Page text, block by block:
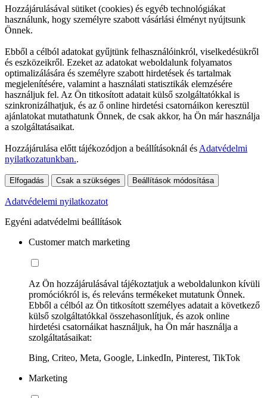
Hozzájárulásával sütiket (cookies) és egyéb technológiákat
használunk, hogy személyre szabott vásárlási élményt nyújtsunk
Önnek.
Ebből a célból adatokat gyűjtünk felhasználóinkról, viselkedésükről
és eszközeikről. Ezeket az adatokat weboldalunk folyamatos
optimalizálására és személyre szabott hirdetések és tartalmak
megjelenítésére, valamint a használati statisztikák elemzésére
használjuk fel. Az Ön titkosított adatait külső szolgáltatókkal is
szinkronizálhatjuk, és az ő online hirdetési csatornáikon keresztül
ajánlatokat mutathatunk Önnek, de csak akkor, ha Ön már használja
a szolgáltatásaikat.
Hozzájárulása előtt tájékozódjon a beállításoknál és Adatvédelmi
nyilatkozatunkban..
Elfogadás Csak a szükséges Beállítások módosítása
Adatvédelemi nyilatkozatot
Egyéni adatvédelmi beállítások
Customer match marketing
Az Ön hozzájárulásával tájékoztatjuk a weboldalunkon kívüli
promóciókról is, és releváns termékeket mutatunk Önnek.
Ebből a célból az Ön titkosított személyes adatait a következő
külső szolgáltatókkal összehasonlítjuk, és azok online
hirdetési csatornáikat használjuk, ha Ön már használja a
szolgáltatásaikat:
Bing, Criteo, Meta, Google, LinkedIn, Pinterest, TikTok
Marketing